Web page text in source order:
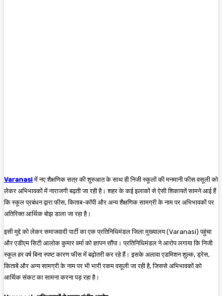
Varanasiमें नए शैक्षणिक सत्र की शुरुआत के साथ ही निजी स्कूलों की मनमानी फीस वसूली को
लेकर अभिभावकों में नाराजगी बढ़ती जा रही है। शहर के कई इलाकों से ऐसी शिकायतें सामने आई हैं
कि स्कूल प्रबंधन द्वारा फीस, किताब-कॉपी और अन्य शैक्षणिक सामग्री के नाम पर अभिभावकों पर
अतिरिक्त आर्थिक बोझ डाला जा रहा है।
इसी मुद्दे को लेकर समाजवादी पार्टी का एक प्रतिनिधिमंडल जिला मुख्यालय (Varanasi) पहुंचा
और एडीएम सिटी आलोक कुमार वर्मा को ज्ञापन सौंपा। प्रतिनिधिमंडल ने आरोप लगाया कि निजी
स्कूल हर वर्ष बिना स्पष्ट कारण फीस में बढ़ोतरी कर रहे हैं। इसके अलावा एडमिशन शुल्क, ड्रेस,
किताबें और अन्य सामग्री के नाम पर भी भारी रकम वसूली जा रही है, जिससे अभिभावकों को
आर्थिक संकट का सामना करना पड़ रहा है।